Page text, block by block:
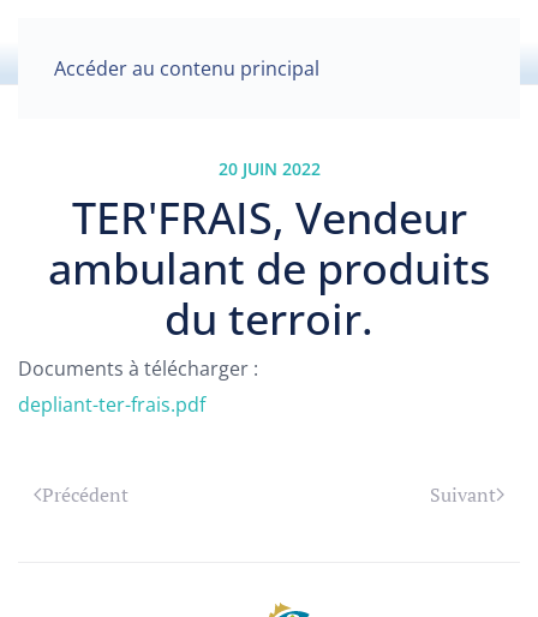
Accéder au contenu principal
20 JUIN 2022
TER'FRAIS, Vendeur
ambulant de produits
du terroir.
Documents à télécharger :
depliant-ter-frais.pdf
Précédent Suivant